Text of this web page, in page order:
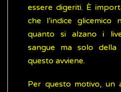
essere digeriti. È
che l’indice
quanto si alzano i
sangue ma solo della
questo avviene.
Per questo motivo, un